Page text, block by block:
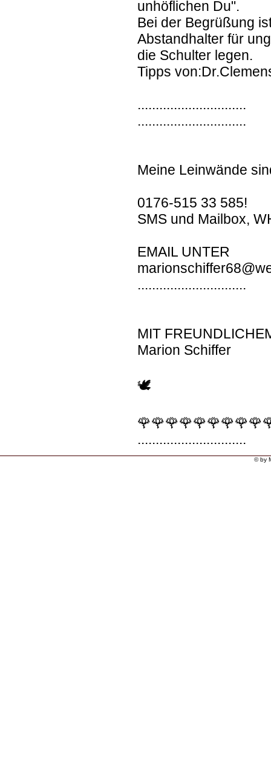
unhöflichen Du".
Bei der Begrüßung
Abstandhalter für
die Schulter legen.
Tipps
..............................
..............................
Meine Leinwände
0176-515 33 585!
SMS und Mailbox,
EMAIL UNTER
..............................
MIT
Marion Schiffer
🕊
..............................
© by